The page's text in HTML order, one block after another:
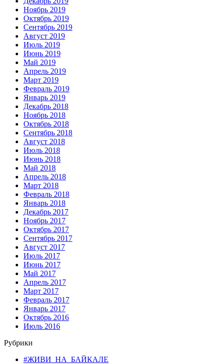
Ноябрь 2019
Октябрь 2019
Сентябрь 2019
Август 2019
Июль 2019
Июнь 2019
Май 2019
Апрель 2019
Март 2019
Февраль 2019
Январь 2019
Декабрь 2018
Ноябрь 2018
Октябрь 2018
Сентябрь 2018
Август 2018
Июль 2018
Июнь 2018
Май 2018
Апрель 2018
Март 2018
Февраль 2018
Январь 2018
Декабрь 2017
Ноябрь 2017
Октябрь 2017
Сентябрь 2017
Август 2017
Июль 2017
Июнь 2017
Май 2017
Апрель 2017
Март 2017
Февраль 2017
Январь 2017
Октябрь 2016
Июль 2016
Рубрики
#ЖИВИ_НА_БАЙКАЛЕ